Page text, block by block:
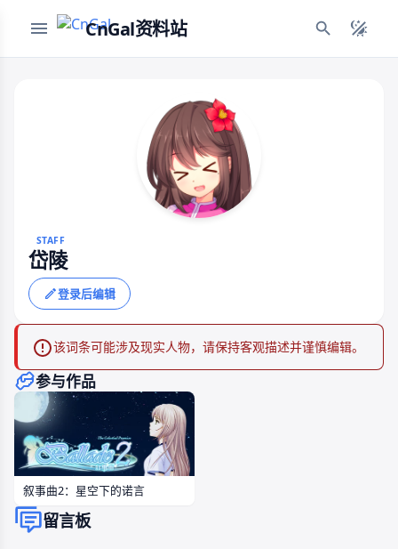
CnGal资料站
STAFF
岱陵
登录后编辑
该词条可能涉及现实人物，请保持客观描述并谨慎编辑。
参与作品
叙事曲2：星空下的诺言
留言板